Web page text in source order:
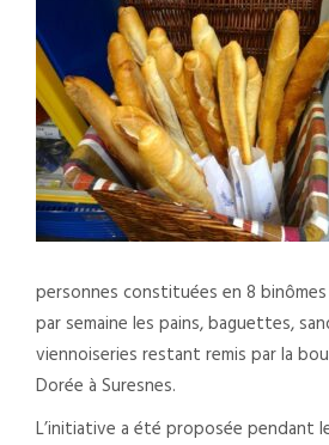
personnes constituées en 8
par semaine les pains, baguettes,
viennoiseries restant remis par la
Dorée à Suresnes.
L’initiative a été proposée pendant